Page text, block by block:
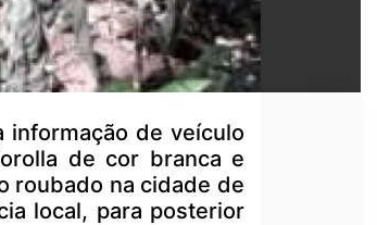
de veículo
de cor branca e
roubado na cidade de
local, para posterior